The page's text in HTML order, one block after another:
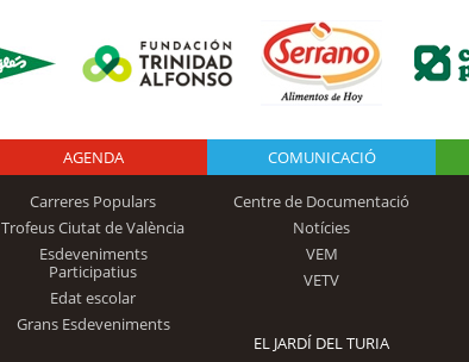
Logo Fundación
Trinidad Alfonso
AGENDA
Carreres Populars
Trofeus Ciutat de València
Esdeveniments
Participatius
Edat escolar
Grans Esdeveniments
COMUNICACIÓ
Centre de Documentació
Notícies
VEM
VETV
EL JARDÍ DEL TURIA